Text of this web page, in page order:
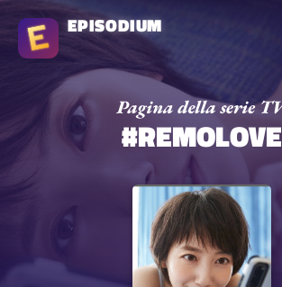
EPISODIUM
#REMOLOVE